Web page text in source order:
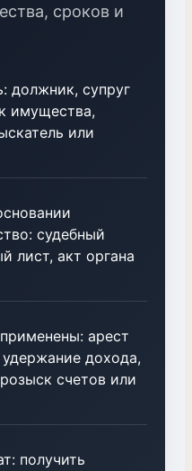
сроков и
должник, супруг
имущества,
или
судебный
лист, акт органа
арест
удержание дохода,
счетов или
получить